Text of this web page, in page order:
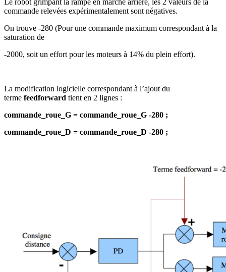
commande relevées expérimentalement sont négatives.
On trouve -280 (Pour une commande maximum correspondant à la
saturation de
-2000, soit un effort pour les moteurs à 14% du plein effort).
La modification logicielle correspondant à l’ajout du
terme feedforward tient en 2 lignes :
commande_roue_G = commande_roue_G -280 ;
commande_roue_D = commande_roue_D -280 ;